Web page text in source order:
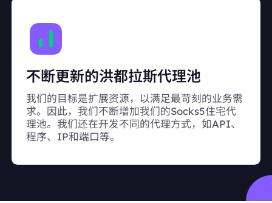
不断更新的洪都拉斯代理池
我们的目标是扩展资源，以满足最苛刻的业务需
求。因此，我们不断增加我们的Socks5住宅代
理池。我们还在开发不同的代理方式，如API、
程序、IP和端口等。